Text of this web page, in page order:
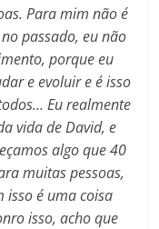
Para mim não é
passado, eu não
porque eu
e evoluir e é isso
Eu realmente
vida de David, e
algo que 40
muitas pessoas,
isso é uma coisa
isso, acho que